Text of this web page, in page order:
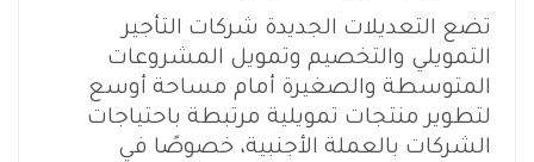
تضع التعديلات الجديدة شركات التأجير
التمويلي والتخصيم وتمويل المشروعات
المتوسطة والصغيرة أمام مساحة أوسع
لتطوير منتجات تمويلية مرتبطة باحتياجات
الشركات بالعملة الأجنبية، خصوصًا في